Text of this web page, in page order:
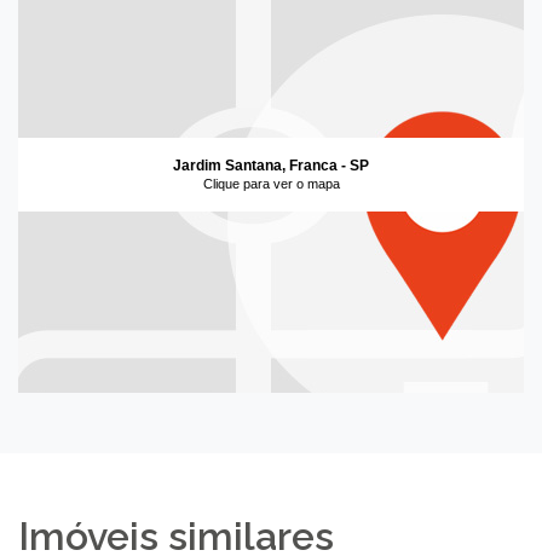
Jardim Santana, Franca - SP
Clique para ver o mapa
Imóveis similares